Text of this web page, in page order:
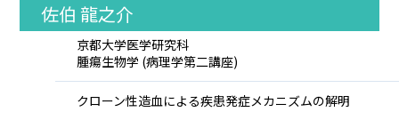
佐伯 龍之介
京都大学医学研究科
腫瘍生物学 (病理学第二講座)
クローン性造血による疾患発症メカニズムの解明